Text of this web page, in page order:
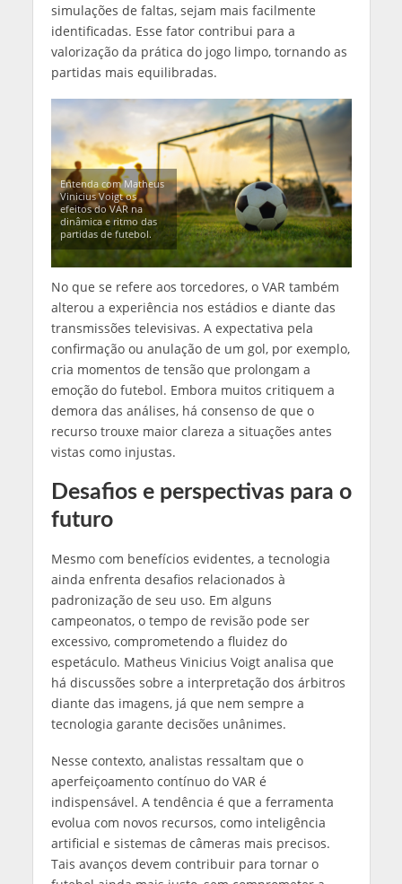
simulações de faltas, sejam mais facilmente
identificadas. Esse fator contribui para a
valorização da prática do jogo limpo, tornando as
partidas mais equilibradas.
Entenda com Matheus
Vinicius Voigt os
efeitos do VAR na
dinâmica e ritmo das
partidas de futebol.
No que se refere aos torcedores, o VAR também
alterou a experiência nos estádios e diante das
transmissões televisivas. A expectativa pela
confirmação ou anulação de um gol, por exemplo,
cria momentos de tensão que prolongam a
emoção do futebol. Embora muitos critiquem a
demora das análises, há consenso de que o
recurso trouxe maior clareza a situações antes
vistas como injustas.
Desafios e perspectivas para o
futuro
Mesmo com benefícios evidentes, a tecnologia
ainda enfrenta desafios relacionados à
padronização de seu uso. Em alguns
campeonatos, o tempo de revisão pode ser
excessivo, comprometendo a fluidez do
espetáculo. Matheus Vinicius Voigt analisa que
há discussões sobre a interpretação dos árbitros
diante das imagens, já que nem sempre a
tecnologia garante decisões unânimes.
Nesse contexto, analistas ressaltam que o
aperfeiçoamento contínuo do VAR é
indispensável. A tendência é que a ferramenta
evolua com novos recursos, como inteligência
artificial e sistemas de câmeras mais precisos.
Tais avanços devem contribuir para tornar o